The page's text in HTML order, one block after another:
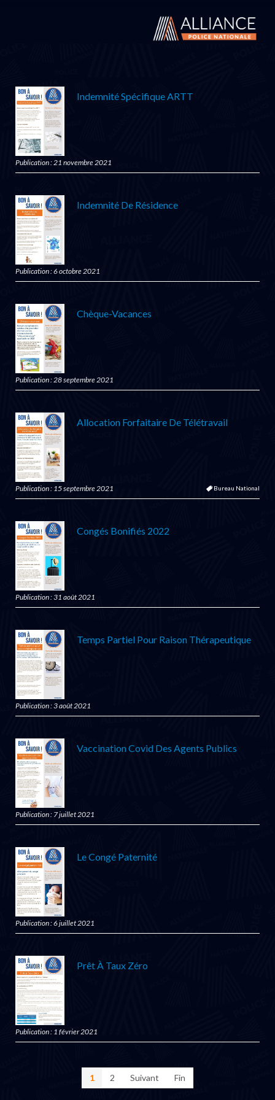
Indemnité Spécifique ARTT
Publication : 21 novembre 2021
Indemnité De Résidence
Publication : 6 octobre 2021
Chèque-Vacances
Publication : 28 septembre 2021
Allocation Forfaitaire De Télétravail
Publication : 15 septembre 2021 Bureau National
Congés Bonifiés 2022
Publication : 31 août 2021
Temps Partiel Pour Raison Thérapeutique
Publication : 3 août 2021
Vaccination Covid Des Agents Publics
Publication : 7 juillet 2021
Le Congé Paternité
Publication : 6 juillet 2021
Prêt À Taux Zéro
Publication : 1 février 2021
1 2 Suivant Fin